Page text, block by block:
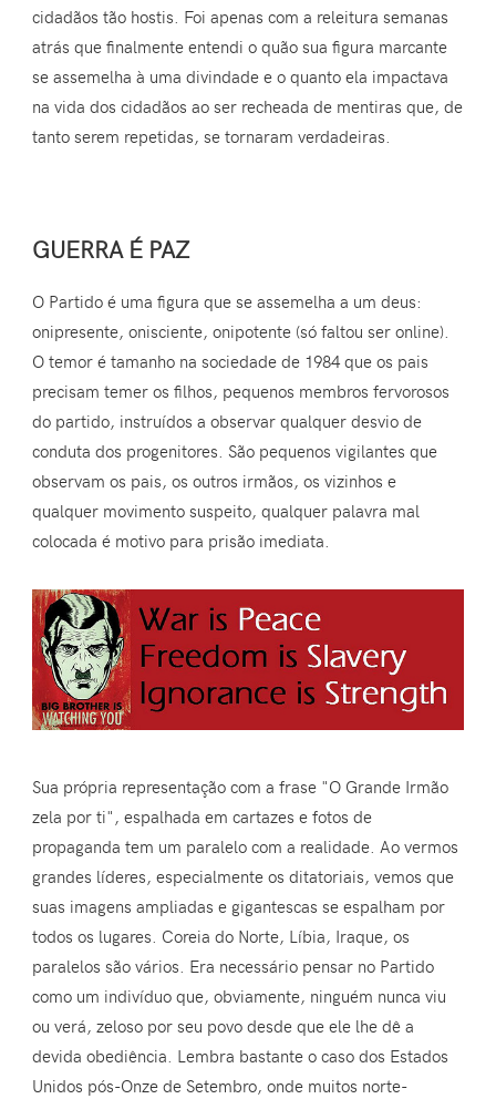
cidadãos tão hostis. Foi apenas com a releitura semanas
atrás que finalmente entendi o quão sua figura marcante
se assemelha à uma divindade e o quanto ela impactava
na vida dos cidadãos ao ser recheada de mentiras que, de
tanto serem repetidas, se tornaram verdadeiras.
GUERRA É PAZ
O Partido é uma figura que se assemelha a um deus:
onipresente, onisciente, onipotente (só faltou ser online).
O temor é tamanho na sociedade de 1984 que os pais
precisam temer os filhos, pequenos membros fervorosos
do partido, instruídos a observar qualquer desvio de
conduta dos progenitores. São pequenos vigilantes que
observam os pais, os outros irmãos, os vizinhos e
qualquer movimento suspeito, qualquer palavra mal
colocada é motivo para prisão imediata.
Sua própria representação com a frase "O Grande Irmão
zela por ti", espalhada em cartazes e fotos de
propaganda tem um paralelo com a realidade. Ao vermos
grandes líderes, especialmente os ditatoriais, vemos que
suas imagens ampliadas e gigantescas se espalham por
todos os lugares. Coreia do Norte, Líbia, Iraque, os
paralelos são vários. Era necessário pensar no Partido
como um indivíduo que, obviamente, ninguém nunca viu
ou verá, zeloso por seu povo desde que ele lhe dê a
devida obediência. Lembra bastante o caso dos Estados
Unidos pós-Onze de Setembro, onde muitos norte-